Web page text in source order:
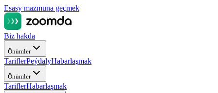
Esasy mazmuna geçmek
Biz hakda
Önümler
TariflerPeýdalyHabarlaşmak
Önümler
TariflerHabarlaşmak